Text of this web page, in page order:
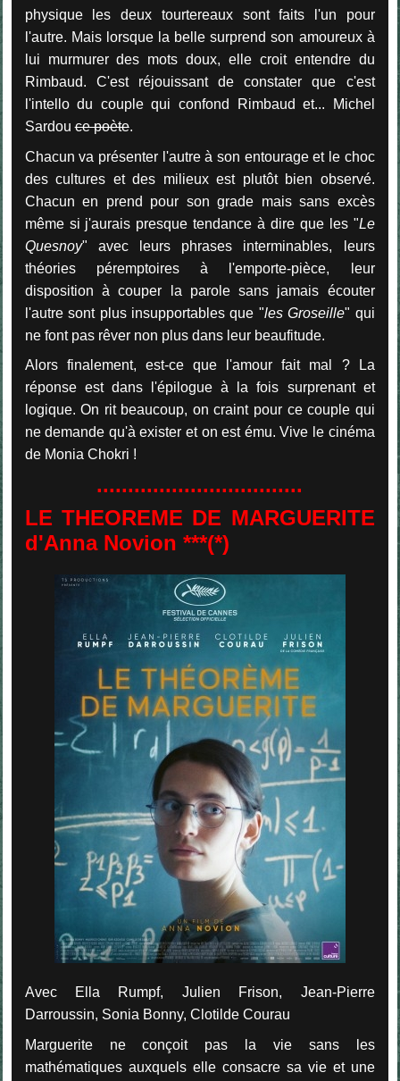
physique les deux tourtereaux sont faits l'un pour
l'autre. Mais lorsque la belle surprend son amoureux à
lui murmurer des mots doux, elle croit entendre du
Rimbaud. C'est réjouissant de constater que c'est
l'intello du couple qui confond Rimbaud et... Michel
Sardouce poète.
Chacun va présenter l'autre à son entourage et le choc
des cultures et des milieux est plutôt bien observé.
Chacun en prend pour son grade mais sans excès
même si j'aurais presque tendance à dire que les "Le
Quesnoy" avec leurs phrases interminables, leurs
théories péremptoires à l'emporte-pièce, leur
disposition à couper la parole sans jamais écouter
l'autre sont plus insupportables que "les Groseille" qui
ne font pas rêver non plus dans leur beaufitude.
Alors finalement, est-ce que l'amour fait mal ? La
réponse est dans l'épilogue à la fois surprenant et
logique. On rit beaucoup, on craint pour ce couple qui
ne demande qu'à exister et on est ému. Vive le cinéma
de Monia Chokri !
.................................
LE THEOREME DE MARGUERITE
d'Anna Novion ***(*)
Avec Ella Rumpf, Julien Frison, Jean-Pierre
Darroussin, Sonia Bonny, Clotilde Courau
Marguerite ne conçoit pas la vie sans les
mathématiques auxquels elle consacre sa vie et une